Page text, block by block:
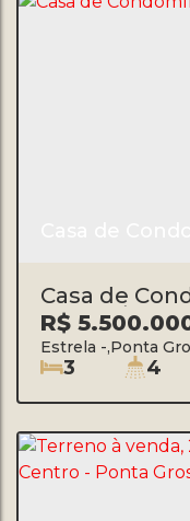
Casa de
Grossa/PR
R$
Estrela ,Ponta
3 4